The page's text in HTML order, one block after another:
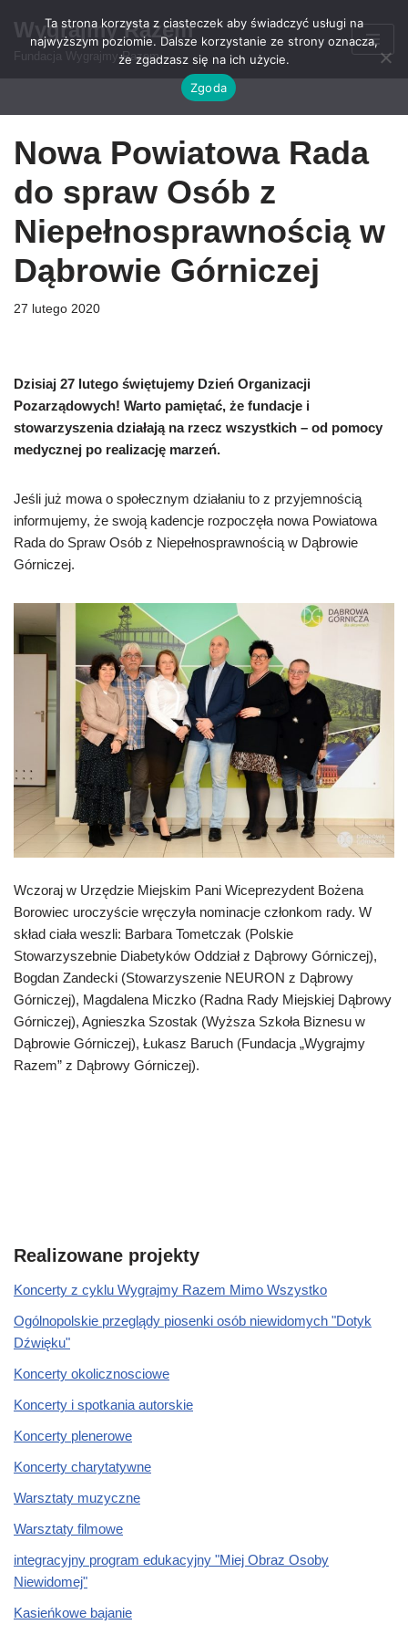
Przejdź
Wygrajmy Razem
Fundacja Wygrajmy Razem
Nowa Powiatowa Rada
do spraw Osób z
Niepełnosprawnością w
Dąbrowie Górniczej
27 lutego 2020
Dzisiaj 27 lutego świętujemy Dzień Organizacji
Pozarządowych! Warto pamiętać, że fundacje i
stowarzyszenia działają na rzecz wszystkich – od pomocy
medycznej po realizację marzeń.
Jeśli już mowa o społecznym działaniu to z przyjemnością
informujemy, że swoją kadencje rozpoczęła nowa Powiatowa
Rada do Spraw Osób z Niepełnosprawnością w Dąbrowie
Górniczej.
Wczoraj w Urzędzie Miejskim Pani Wiceprezydent Bożena
Borowiec uroczyście wręczyła nominacje członkom rady. W
skład ciała weszli: Barbara Tometczak (Polskie
Stowarzyszebnie Diabetyków Oddział z Dąbrowy Górniczej),
Bogdan Zandecki (Stowarzyszenie NEURON z Dąbrowy
Górniczej), Magdalena Miczko (Radna Rady Miejskiej Dąbrowy
Górniczej), Agnieszka Szostak (Wyższa Szkoła Biznesu w
Dąbrowie Górniczej), Łukasz Baruch (Fundacja „Wygrajmy
Razem” z Dąbrowy Górniczej).
Realizowane projekty
Koncerty z cyklu Wygrajmy Razem Mimo Wszystko
Ogólnopolskie przeglądy piosenki osób niewidomych "Dotyk
Dźwięku"
Koncerty okolicznosciowe
Koncerty i spotkania autorskie
Koncerty plenerowe
Koncerty charytatywne
Warsztaty muzyczne
Warsztaty filmowe
integracyjny program edukacyjny "Miej Obraz Osoby
Niewidomej"
Kasieńkowe bajanie
Ta strona korzysta z ciasteczek aby świadczyć usługi na
najwyższym poziomie. Dalsze korzystanie ze strony oznacza,
że zgadzasz się na ich użycie.
Zgoda